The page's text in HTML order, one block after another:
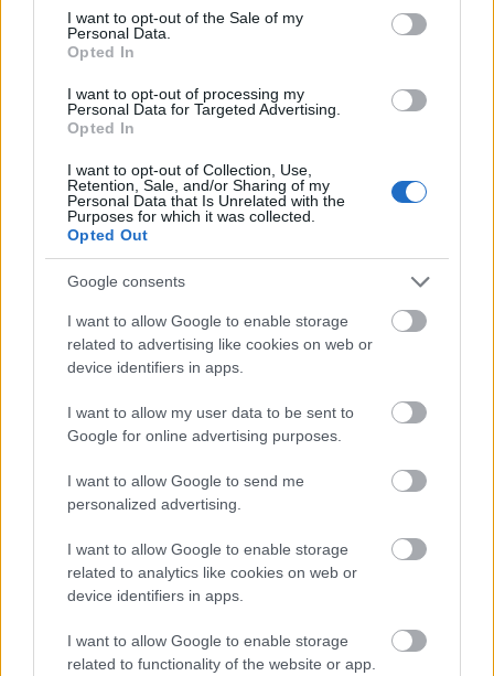
consent section.
I want to opt-out of the Sale of my
Personal Data.
Opted In
I want to opt-out of processing my
Personal Data for Targeted Advertising.
Opted In
I want to opt-out of Collection, Use,
Retention, Sale, and/or Sharing of my
Personal Data that Is Unrelated with the
Purposes for which it was collected.
Opted Out
Google consents
I want to allow Google to enable storage
related to advertising like cookies on web or
device identifiers in apps.
I want to allow my user data to be sent to
Google for online advertising purposes.
I want to allow Google to send me
personalized advertising.
I want to allow Google to enable storage
related to analytics like cookies on web or
device identifiers in apps.
I want to allow Google to enable storage
related to functionality of the website or app.
funciona a la perfección y en Comunio están siendo muy
rentables. Gómez lleva 10 puntos en dos partidos, mientras
que Cabrera, 13. El uruguayo es un muro infranqueable y
acumula 6,5 despejes y un 74% en duelos ganados. En la
18/19 y 19/20 llegó a 159 y 157 puntos respectivamente.
Fiabilidad absoluta.
Actualidad Comunio: los lesionados de la jornada 2
Estos son los jugadores
lesionados que nos dejó la jornada
posible tiempo de baja.
El charrúa renovó recientemente su contrato con el Atleti y
dos partidos con una estadística acumulada de 3,5
despejes, 1,5 interceptaciones y un increíble 92% en duelos
en jugadas a balón parado, una cualidad de gran valor para
un defensa en Comunio.